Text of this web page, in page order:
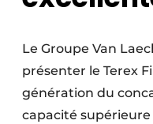
Le Groupe Van
présenter le Terex
génération du
capacité